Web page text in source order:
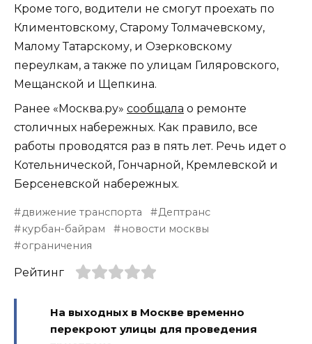
Кроме того, водители не смогут проехать по
Климентовскому, Старому Толмачевскому,
Малому Татарскому, и Озерковскому
переулкам, а также по улицам Гиляровского,
Мещанской и Щепкина.
Ранее «Москва.ру» сообщала о ремонте
столичных набережных. Как правило, все
работы проводятся раз в пять лет. Речь идет о
Котельнической, Гончарной, Кремлевской и
Берсеневской набережных.
движение транспорта
Дептранс
курбан-байрам
новости москвы
ограничения
Рейтинг
На выходных в Москве временно
перекроют улицы для проведения